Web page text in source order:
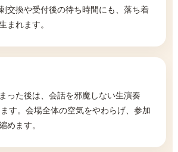
交換や受付後の待ち時間にも、落ち着
まれます。
った後は、会話を邪魔しない生演奏
す。会場全体の空気をやわらげ、参加
めます。